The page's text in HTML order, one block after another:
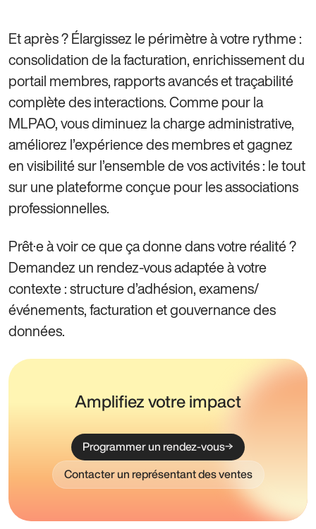
Et après ? Élargissez le périmètre à votre rythme :
consolidation de la facturation, enrichissement du
portail membres, rapports avancés et traçabilité
complète des interactions. Comme pour la
MLPAO, vous diminuez la charge administrative,
améliorez l’expérience des membres et gagnez
en visibilité sur l’ensemble de vos activités : le tout
sur une plateforme conçue pour les associations
professionnelles.
Prêt·e à voir ce que ça donne dans votre réalité ?
Demandez un rendez-vous adaptée à votre
contexte : structure d’adhésion, examens/
événements, facturation et gouvernance des
données.
Amplifiez votre impact
Programmer un rendez-vous
Contacter un représentant des ventes